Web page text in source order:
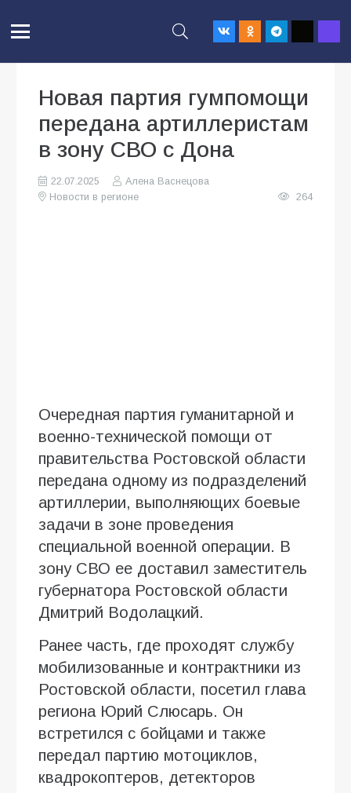
Новая партия гумпомощи
передана артиллеристам
в зону СВО с Дона
22.07.2025
Алена Васнецова
Новости в регионе
264
Очередная партия гуманитарной и
военно-технической помощи от
правительства Ростовской области
передана одному из подразделений
артиллерии, выполняющих боевые
задачи в зоне проведения
специальной военной операции. В
зону СВО ее доставил заместитель
губернатора Ростовской области
Дмитрий Водолацкий.
Ранее часть, где проходят службу
мобилизованные и контрактники из
Ростовской области, посетил глава
региона Юрий Слюсарь. Он
встретился с бойцами и также
передал партию мотоциклов,
квадрокоптеров, детекторов